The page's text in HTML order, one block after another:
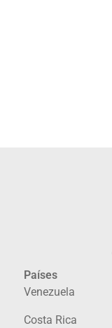
Países
Venezuela
Costa Rica